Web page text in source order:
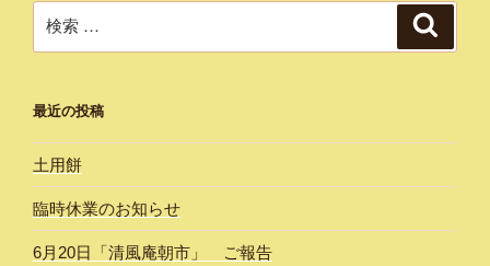
ン
検
索:
最近の投稿
土用餅
臨時休業のお知らせ
6月20日「清風庵朝市」 ご報告